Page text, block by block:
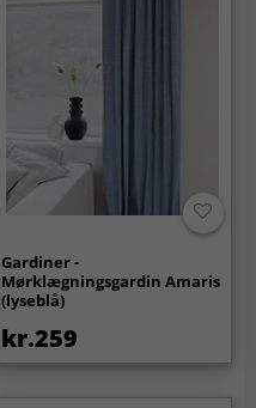
Gardiner -
Mørklægningsgardin Amaris
(lyseblå)
kr.259